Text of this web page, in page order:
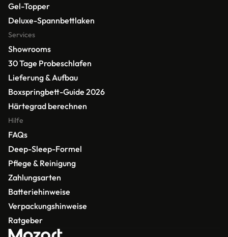
Gel-Topper
Deluxe-Spannbettlaken
Services
Showrooms
30 Tage Probeschlafen
Lieferung & Aufbau
Boxspringbett-Guide 2026
Härtegrad berechnen
Hilfe
FAQs
Deep-Sleep-Formel
Pflege & Reinigung
Zahlungsarten
Batteriehinweise
Verpackungshinweise
Ratgeber